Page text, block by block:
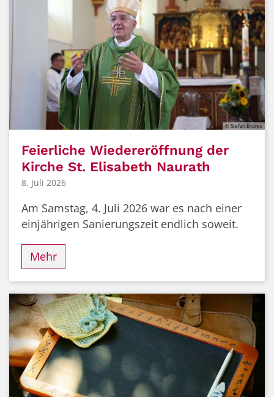
© Stefan Endres
Feierliche Wiedereröffnung der
Kirche St. Elisabeth Naurath
8. Juli 2026
Am Samstag, 4. Juli 2026 war es nach einer
einjährigen Sanierungszeit endlich soweit.
Mehr